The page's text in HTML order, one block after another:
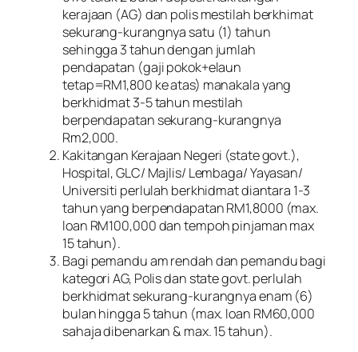
kerajaan (AG) dan polis mestilah berkhimat
sekurang-kurangnya satu (1) tahun
sehingga 3 tahun dengan jumlah
pendapatan (gaji pokok+elaun
tetap=RM1,800 ke atas) manakala yang
berkhidmat 3-5 tahun mestilah
berpendapatan sekurang-kurangnya
Rm2,000.
Kakitangan Kerajaan Negeri (state govt.),
Hospital, GLC/ Majlis/ Lembaga/ Yayasan/
Universiti perlulah berkhidmat diantara 1-3
tahun yang berpendapatan RM1,8000 (max.
loan RM100,000 dan tempoh pinjaman max
15 tahun).
Bagi pemandu am rendah dan pemandu bagi
kategori AG, Polis dan state govt. perlulah
berkhidmat sekurang-kurangnya enam (6)
bulan hingga 5 tahun (max. loan RM60,000
sahaja dibenarkan & max. 15 tahun).